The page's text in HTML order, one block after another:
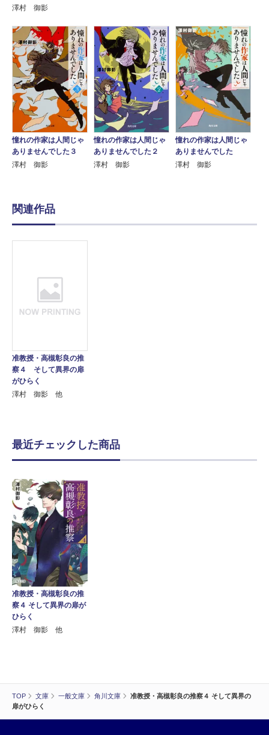
TOP 文庫 一般文庫 角川文庫
准教授・高槻彰良の推察４ そして異界の
扉がひらく
澤村 御影
憧れの作家は人間じゃ
ありませんでした３
澤村 御影
憧れの作家は人間じゃ
ありませんでした２
澤村 御影
憧れの作家は人間じゃ
ありませんでした
澤村 御影
関連作品
准教授・高槻彰良の推
察４ そして異界の扉
がひらく
澤村 御影 他
最近チェックした商品
准教授・高槻彰良の推
察４ そして異界の扉が
ひらく
澤村 御影 他